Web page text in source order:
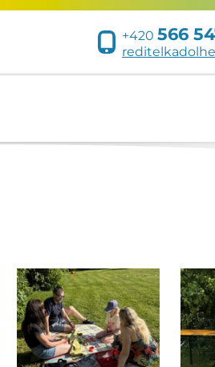
+420 566